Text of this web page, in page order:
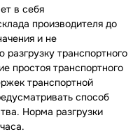
в себя
производителя до
и не
транспортного
простоя транспортного
транспортной
способ
Норма разгрузки